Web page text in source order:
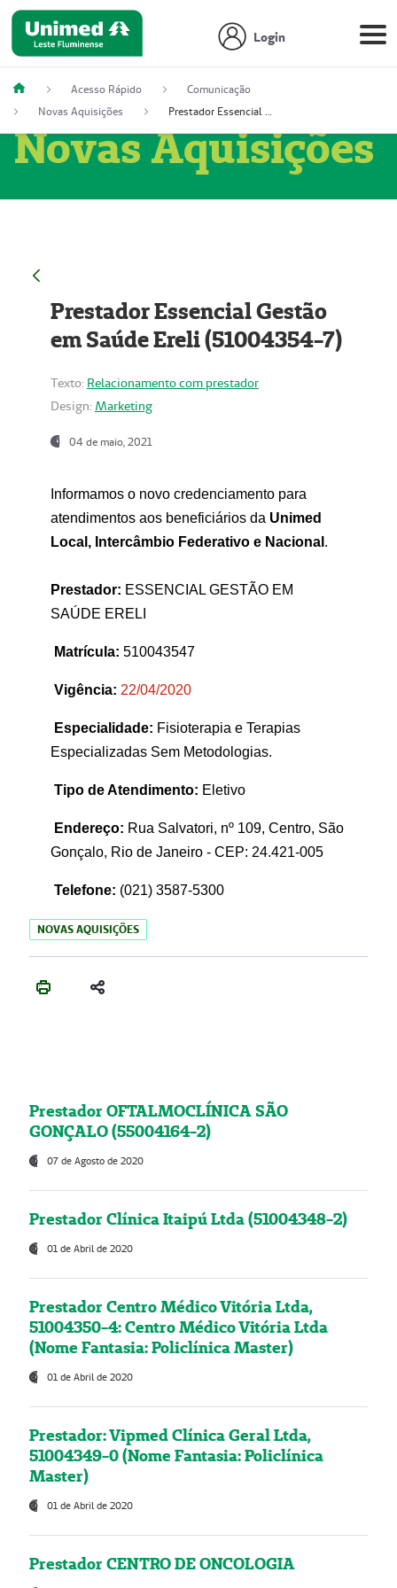
Login
Acesso Rápido
Comunicação
Novas Aquisições
Prestador Essencial Gestão em Saúde Ereli (51004354-7)
Novas Aquisições
Prestador Essencial Gestão
em Saúde Ereli (51004354-7)
Texto: Relacionamento com prestador
Design: Marketing
04 de maio, 2021
Informamos o novo credenciamento para
atendimentos aos beneficiários da Unimed
Local, Intercâmbio Federativo e Nacional .
Prestador: ESSENCIAL GESTÃO EM
SAÚDE ERELI
Matrícula: 510043547
Vigência: 22/04/2020
Especialidade: Fisioterapia e Terapias
Especializadas Sem Metodologias.
Tipo de Atendimento: Eletivo
Endereço: Rua Salvatori, nº 109, Centro, São
Gonçalo, Rio de Janeiro - CEP: 24.421-005
Telefone: (021) 3587-5300
NOVAS AQUISIÇÕES
Prestador OFTALMOCLÍNICA SÃO
GONÇALO (55004164-2)
07 de Agosto de 2020
Prestador Clínica Itaipú Ltda (51004348-2)
01 de Abril de 2020
Prestador Centro Médico Vitória Ltda,
51004350-4: Centro Médico Vitória Ltda
(Nome Fantasia: Policlínica Master)
01 de Abril de 2020
Prestador: Vipmed Clínica Geral Ltda,
51004349-0 (Nome Fantasia: Policlínica
Master)
01 de Abril de 2020
Prestador CENTRO DE ONCOLOGIA